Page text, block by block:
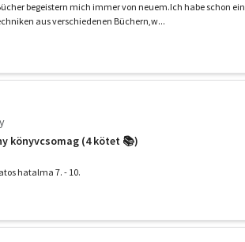
begeistern mich immer von neuem.Ich habe schon
aus verschiedenen Büchern,w...
könyvcsomag (4 kötet 📚)
hatalma 7. - 10.